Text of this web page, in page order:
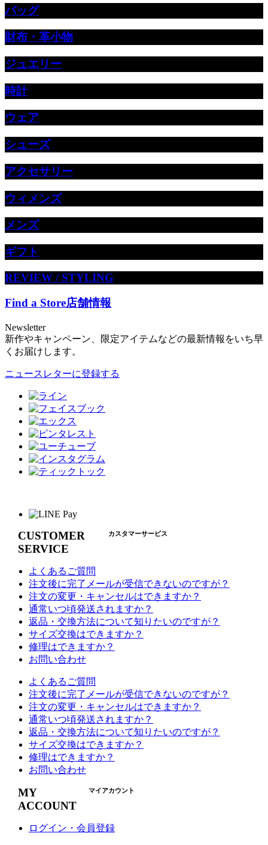
バッグ
財布・革小物
ジュエリー
時計
ウェア
シューズ
アクセサリー
ウィメンズ
メンズ
ギフト
REVIEW / STYLING
Find a Store店舗情報
Newsletter
新作やキャンペーン、限定アイテムなどの最新情報をいち早
くお届けします。
ニュースレターに登録する
CUSTOMER
SERVICE
カスタマーサービス
よくあるご質問
注文後に完了メールが受信できないのですが？
注文の変更・キャンセルはできますか？
通常いつ頃発送されますか？
返品・交換方法について知りたいのですが？
サイズ交換はできますか？
修理はできますか？
お問い合わせ
よくあるご質問
注文後に完了メールが受信できないのですが？
注文の変更・キャンセルはできますか？
通常いつ頃発送されますか？
返品・交換方法について知りたいのですが？
サイズ交換はできますか？
修理はできますか？
お問い合わせ
MY
ACCOUNT
マイアカウント
ログイン・会員登録